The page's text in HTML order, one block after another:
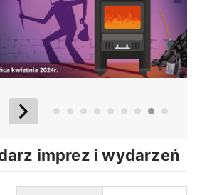
Element
Następny Element
imprez i wydarzeń